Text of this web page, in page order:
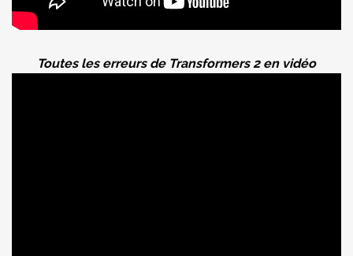
Toutes les erreurs de Transformers 2 en vidéo